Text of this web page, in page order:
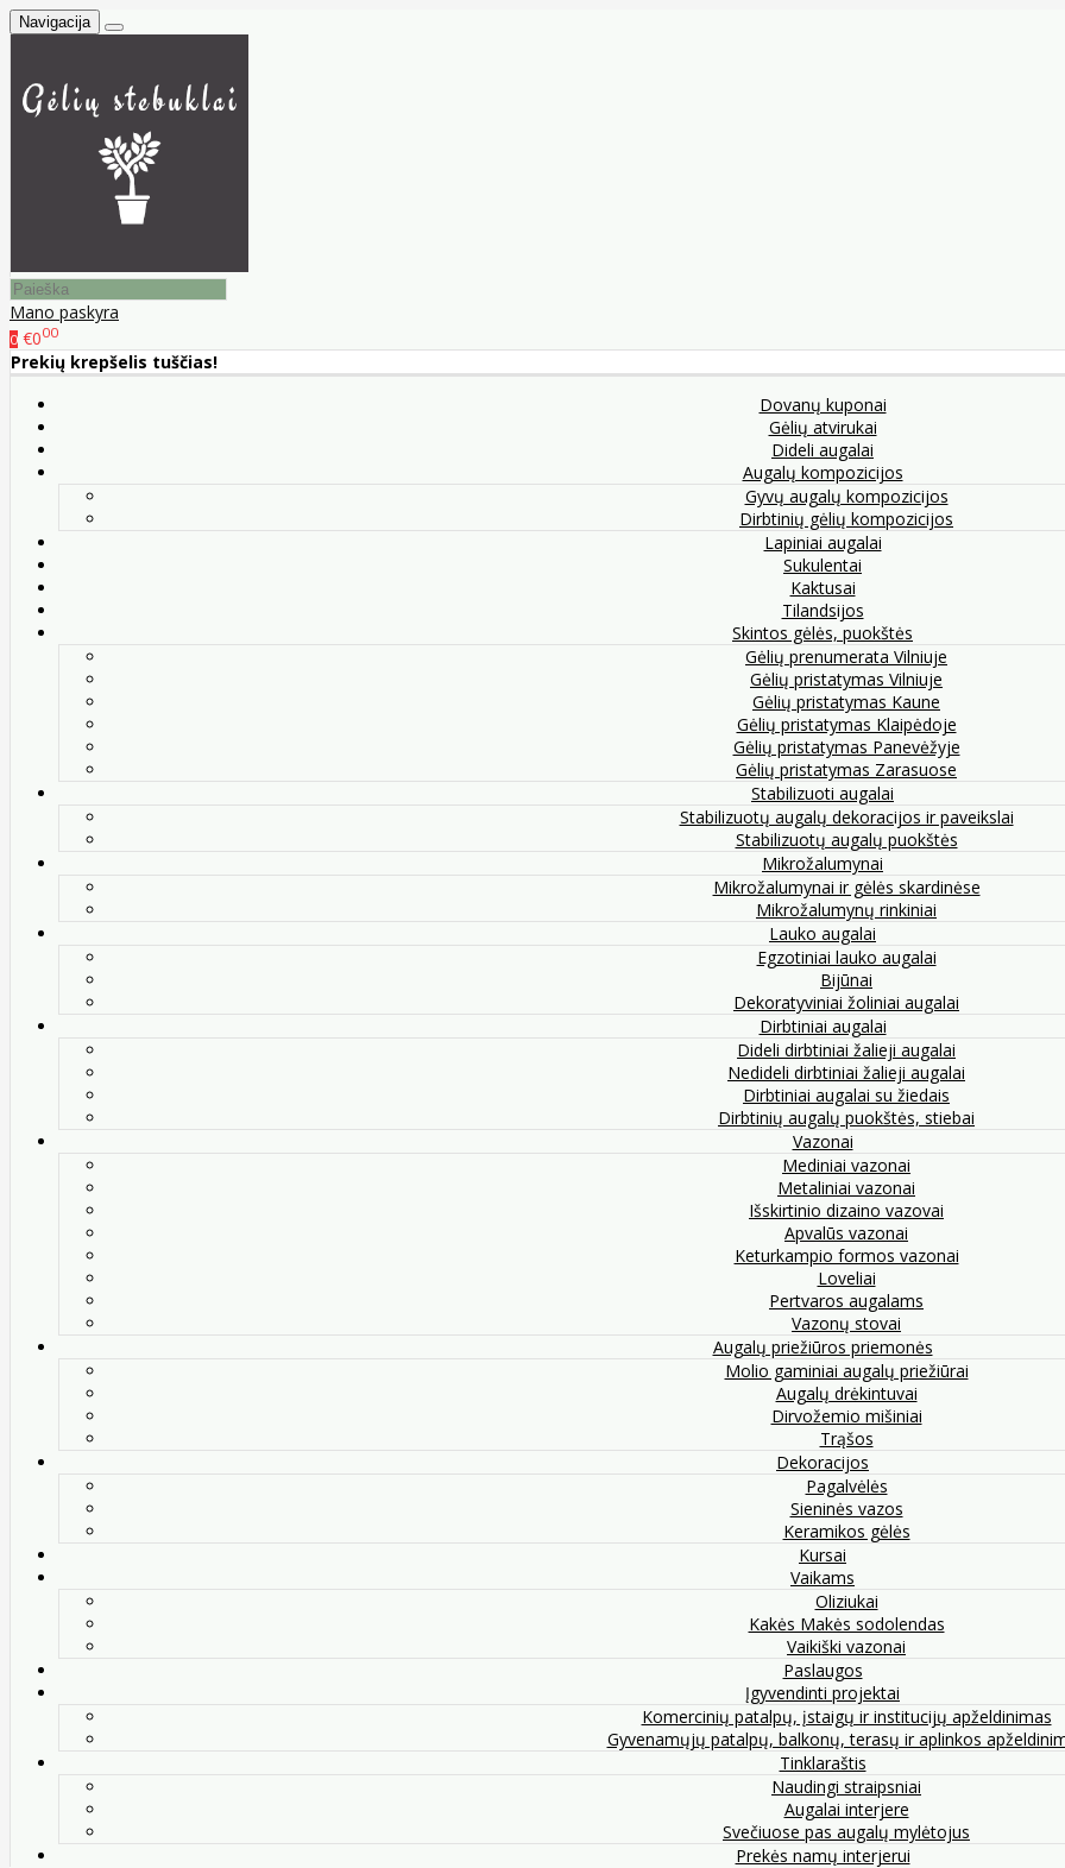
Navigacija
Mano paskyra
0 €000
Prekių krepšelis tuščias!
Dovanų kuponai
Gėlių atvirukai
Dideli augalai
Augalų kompozicijos
Gyvų augalų kompozicijos
Dirbtinių gėlių kompozicijos
Lapiniai augalai
Sukulentai
Kaktusai
Tilandsijos
Skintos gėlės, puokštės
Gėlių prenumerata Vilniuje
Gėlių pristatymas Vilniuje
Gėlių pristatymas Kaune
Gėlių pristatymas Klaipėdoje
Gėlių pristatymas Panevėžyje
Gėlių pristatymas Zarasuose
Stabilizuoti augalai
Stabilizuotų augalų dekoracijos ir paveikslai
Stabilizuotų augalų puokštės
Mikrožalumynai
Mikrožalumynai ir gėlės skardinėse
Mikrožalumynų rinkiniai
Lauko augalai
Egzotiniai lauko augalai
Bijūnai
Dekoratyviniai žoliniai augalai
Dirbtiniai augalai
Dideli dirbtiniai žalieji augalai
Nedideli dirbtiniai žalieji augalai
Dirbtiniai augalai su žiedais
Dirbtinių augalų puokštės, stiebai
Vazonai
Mediniai vazonai
Metaliniai vazonai
Išskirtinio dizaino vazovai
Apvalūs vazonai
Keturkampio formos vazonai
Loveliai
Pertvaros augalams
Vazonų stovai
Augalų priežiūros priemonės
Molio gaminiai augalų priežiūrai
Augalų drėkintuvai
Dirvožemio mišiniai
Trąšos
Dekoracijos
Pagalvėlės
Sieninės vazos
Keramikos gėlės
Kursai
Vaikams
Oliziukai
Kakės Makės sodolendas
Vaikiški vazonai
Paslaugos
Įgyvendinti projektai
Komercinių patalpų, įstaigų ir institucijų apželdinimas
Gyvenamųjų patalpų, balkonų, terasų ir aplinkos
Tinklaraštis
Naudingi straipsniai
Augalai interjere
Svečiuose pas augalų mylėtojus
Prekės namų interjerui